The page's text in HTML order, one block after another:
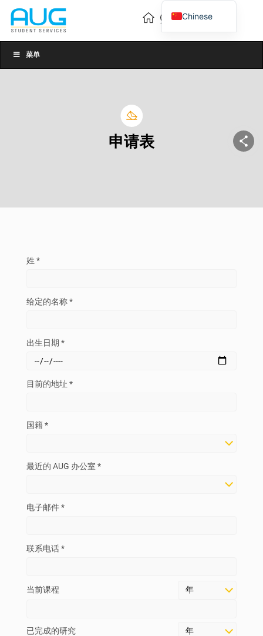
菜单
申请表
姓 *
给定的名称 *
出生日期 *
目前的地址 *
国籍 *
最近的 AUG 办公室 *
电子邮件 *
联系电话 *
当前课程
已完成的研究
Chinese